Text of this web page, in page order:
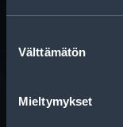
valinta
Välttämätön
Mieltymykset
Tavallisen